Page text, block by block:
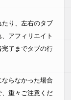
り、左右のタブ
アフィリエイト
了までタブの行
らなかった場合
重々ご注意くだ